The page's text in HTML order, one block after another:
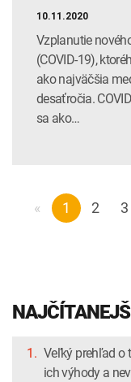
10.11.2020
Vzplanutie
(COVID-19),
ako najväčšia
desaťročia.
sa ako…
« 1 2 3
1. Veľký prehľad o
ich výhody a